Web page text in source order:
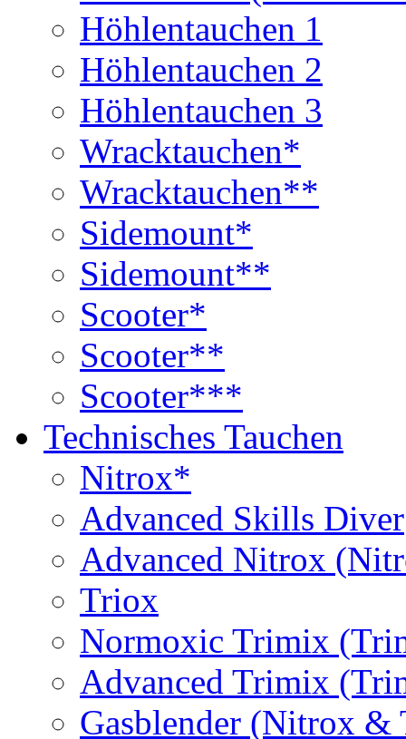
Höhlentauchen 1
Höhlentauchen 2
Höhlentauchen 3
Wracktauchen*
Wracktauchen**
Sidemount*
Sidemount**
Scooter*
Scooter**
Scooter***
Technisches Tauchen
Nitrox*
Advanced Skills Diver
Advanced Nitrox
Triox
Normoxic Trimix
Advanced Trimix
Gasblender (Nitrox